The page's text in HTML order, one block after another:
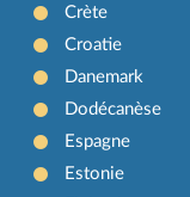
Crète
Croatie
Danemark
Dodécanèse
Espagne
Estonie